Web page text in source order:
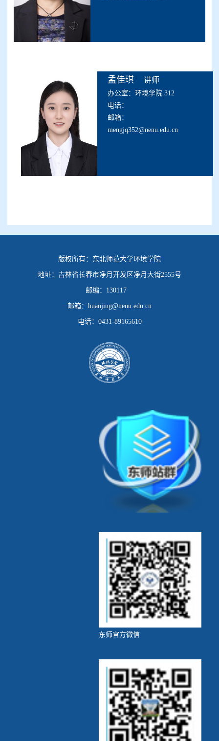
孟佳琪 讲师
办公室：环境学院 312
电话：
邮箱：
mengjq352@nenu.edu.cn
版权所有： 东北师范大学环境学院
地址： 吉林省长春市净月开发区净月大街2555号
邮编： 130117
邮箱： huanjing@nenu.edu.cn
电话： 0431-89165610
东师官方微信